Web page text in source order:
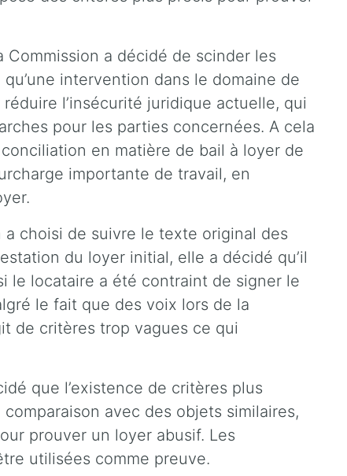
a décidé de scinder les
intervention dans le domaine de
l’insécurité juridique actuelle, qui
pour les parties concernées. A cela
conciliation en matière de bail à loyer de
importante de travail, en
a choisi de suivre le texte original des
du loyer initial, elle a décidé qu’il
le locataire a été contraint de signer le
le fait que des voix lors de la
de critères trop vagues ce qui
que l’existence de critères plus
avec des objets similaires,
prouver un loyer abusif. Les
utilisées comme preuve.